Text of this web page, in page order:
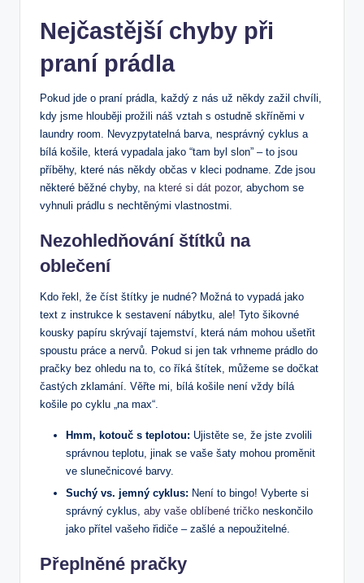
Nejčastější chyby při
praní prádla
Pokud jde o praní prádla, každý z nás už někdy zažil chvíli,
kdy jsme hlouběji prožili náš vztah s ostudně skříněmi v
laundry room. Nevyzpytatelná barva, nesprávný cyklus a
bílá košile, která vypadala jako “tam byl slon” – to jsou
příběhy, které nás někdy občas v kleci podname. Zde jsou
některé běžné chyby, na které si dát pozor, abychom se
vyhnuli prádlu s nechtěnými vlastnostmi.
Nezohledňování štítků na
oblečení
Kdo řekl, že číst štítky je nudné? Možná to vypadá jako
text z instrukce k sestavení nábytku, ale! Tyto šikovné
kousky papíru skrývají tajemství, která nám mohou ušetřit
spoustu práce a nervů. Pokud si jen tak vrhneme prádlo do
pračky bez ohledu na to, co říká štítek, můžeme se dočkat
častých zklamání. Věřte mi, bílá košile není vždy bílá
košile po cyklu „na max“.
Hmm, kotouč s teplotou: Ujistěte se, že jste zvolili
správnou teplotu, jinak se vaše šaty mohou proměnit
ve slunečnicové barvy.
Suchý vs. jemný cyklus: Není to bingo! Vyberte si
správný cyklus, aby vaše oblíbené tričko neskončilo
jako přítel vašeho řidiče – zašlé a nepoužitelné.
Přeplněné pračky